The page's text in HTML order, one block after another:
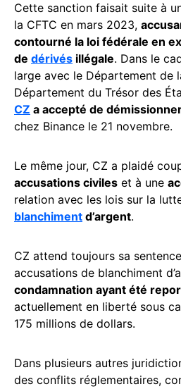
Cette sanction faisait suite à
la CFTC en mars 2023,
contourné la loi fédérale en
de dérivés illégale. Dans le
large avec le Département de
Département du Trésor des
CZ a accepté de
chez Binance le 21 novembre.
Le même jour, CZ a plaidé
accusations civiles et à une
relation avec les lois sur la
blanchiment d’argent.
CZ attend toujours sa
accusations de blanchiment
condamnation ayant été
actuellement en liberté sous
175 millions de dollars.
Dans plusieurs autres
des conflits réglementaires,